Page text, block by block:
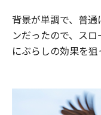
背景が単調で、普
ンだったので、ス
にぶらしの効果を狙